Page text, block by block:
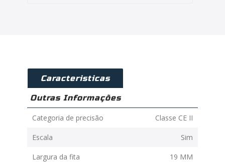
Caracteristicas
Outras Informações
Categoria de precisão Classe CE II
Escala Sim
Largura da fita 19 MM